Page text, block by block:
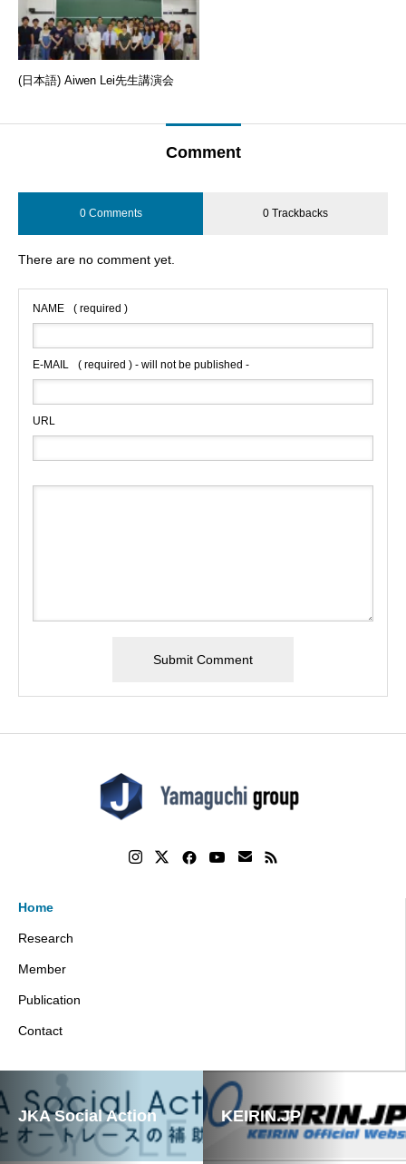
(日本語) Aiwen Lei先生講演会
Comment
0 Comments 0 Trackbacks
There are no comment yet.
NAME ( required )
E-MAIL ( required ) - will not be published -
URL
Home
Research
Member
Publication
Contact
JKA Social Action KEIRIN.JP